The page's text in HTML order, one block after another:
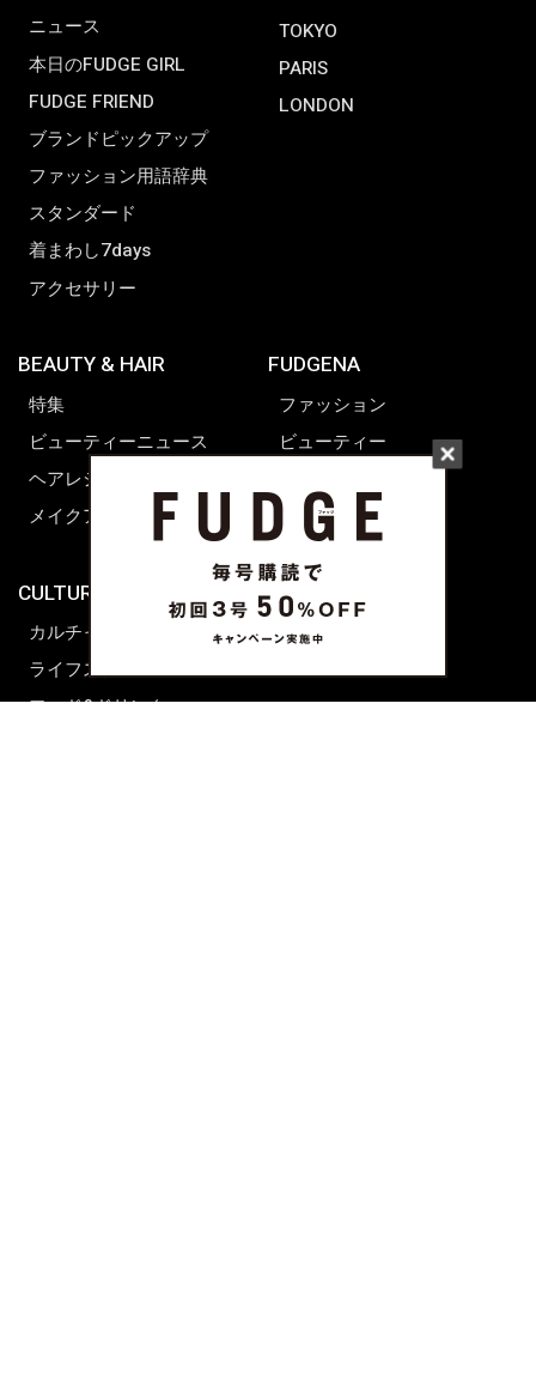
ニュース
本日のFUDGE GIRL
FUDGE FRIEND
ブランドピックアップ
ファッション用語辞典
スタンダード
着まわし7days
アクセサリー
TOKYO
PARIS
LONDON
BEAUTY & HAIR
特集
ビューティーニュース
ヘアレシピ ストーリーズ
メイクアップティップス
CULTURE & LIFE
カルチャー
ライフスタイル
フード&ドリンク
FUDGENA
ファッション
ビューティー
ライフスタイル